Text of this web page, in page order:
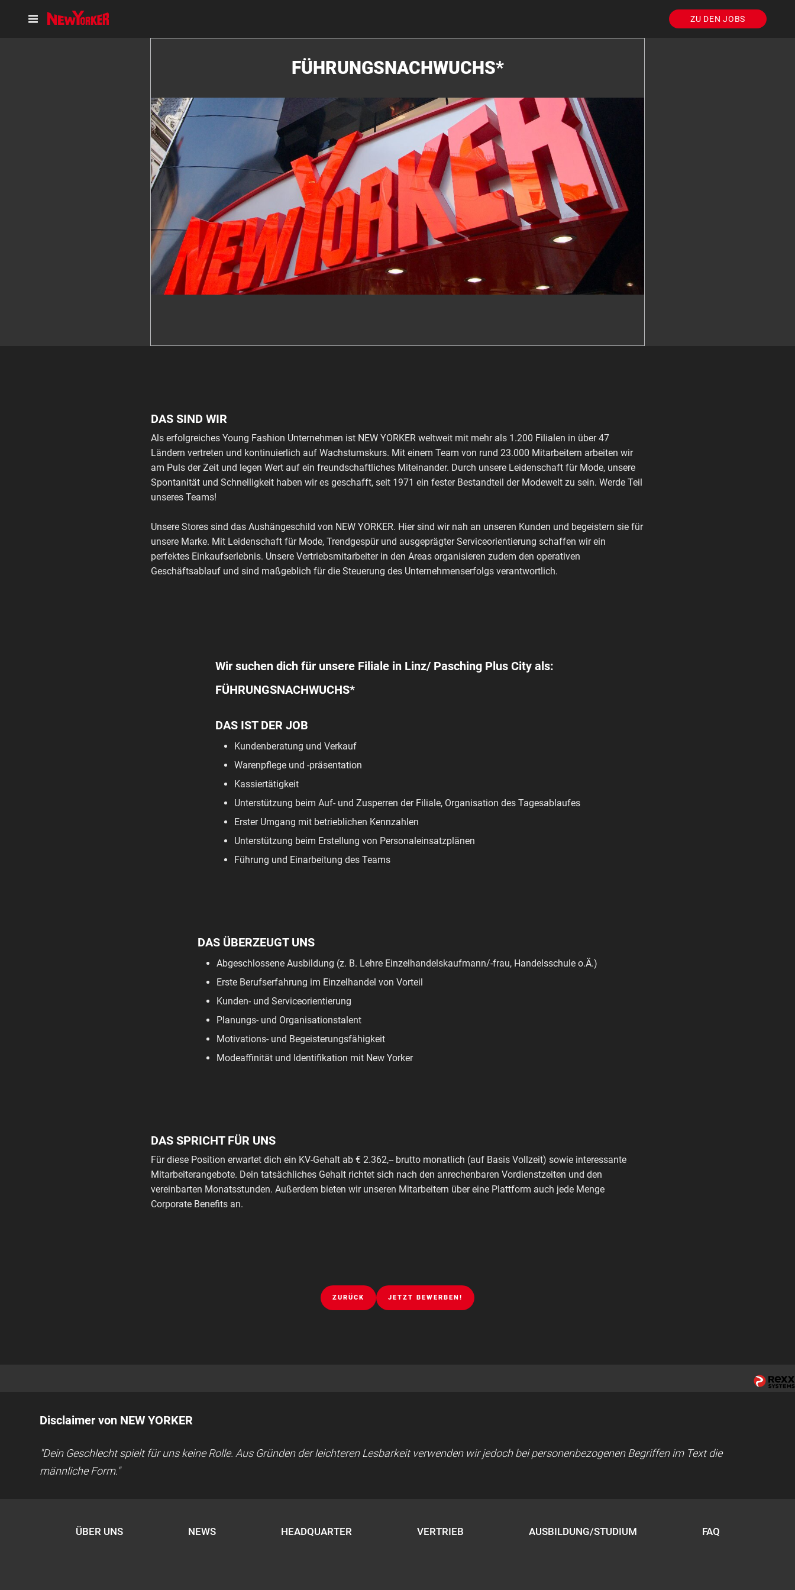
ZU DEN JOBS
FÜHRUNGSNACHWUCHS*
DAS SIND WIR
Als erfolgreiches Young Fashion Unternehmen ist NEW YORKER weltweit mit mehr als 1.200 Filialen in über 47
Ländern vertreten und kontinuierlich auf Wachstumskurs. Mit einem Team von rund 23.000 Mitarbeitern arbeiten wir
am Puls der Zeit und legen Wert auf ein freundschaftliches Miteinander. Durch unsere Leidenschaft für Mode, unsere
Spontanität und Schnelligkeit haben wir es geschafft, seit 1971 ein fester Bestandteil der Modewelt zu sein. Werde Teil
unseres Teams!
Unsere Stores sind das Aushängeschild von NEW YORKER. Hier sind wir nah an unseren Kunden und begeistern sie für
unsere Marke. Mit Leidenschaft für Mode, Trendgespür und ausgeprägter Serviceorientierung schaffen wir ein
perfektes Einkaufserlebnis. Unsere Vertriebsmitarbeiter in den Areas organisieren zudem den operativen
Geschäftsablauf und sind maßgeblich für die Steuerung des Unternehmenserfolgs verantwortlich.
Wir suchen dich für unsere Filiale in Linz/ Pasching Plus City als:
FÜHRUNGSNACHWUCHS*
DAS IST DER JOB
Kundenberatung und Verkauf
Warenpflege und -präsentation
Kassiertätigkeit
Unterstützung beim Auf- und Zusperren der Filiale, Organisation des Tagesablaufes
Erster Umgang mit betrieblichen Kennzahlen
Unterstützung beim Erstellung von Personaleinsatzplänen
Führung und Einarbeitung des Teams
DAS ÜBERZEUGT UNS
Abgeschlossene Ausbildung (z. B. Lehre Einzelhandelskaufmann/-frau, Handelsschule o.Ä.)
Erste Berufserfahrung im Einzelhandel von Vorteil
Kunden- und Serviceorientierung
Planungs- und Organisationstalent
Motivations- und Begeisterungsfähigkeit
Modeaffinität und Identifikation mit New Yorker
DAS SPRICHT FÜR UNS
Für diese Position erwartet dich ein KV-Gehalt ab € 2.362,-- brutto monatlich (auf Basis Vollzeit) sowie interessante
Mitarbeiterangebote. Dein tatsächliches Gehalt richtet sich nach den anrechenbaren Vordienstzeiten und den
vereinbarten Monatsstunden. Außerdem bieten wir unseren Mitarbeitern über eine Plattform auch jede Menge
Corporate Benefits an.
ZURÜCK JETZT BEWERBEN!
Disclaimer von NEW YORKER
"Dein Geschlecht spielt für uns keine Rolle. Aus Gründen der leichteren Lesbarkeit verwenden wir jedoch bei personenbezogenen Begriffen im Text die
männliche Form."
ÜBER UNS NEWS HEADQUARTER VERTRIEB AUSBILDUNG/STUDIUM FAQ